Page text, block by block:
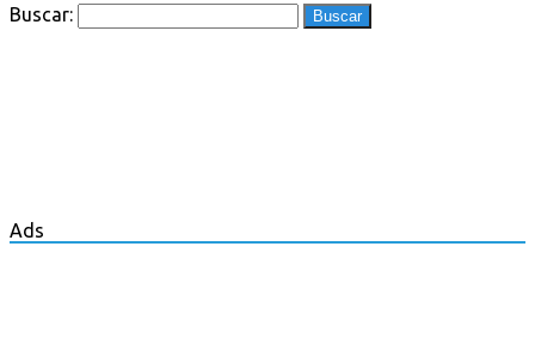
Buscar:
Ads